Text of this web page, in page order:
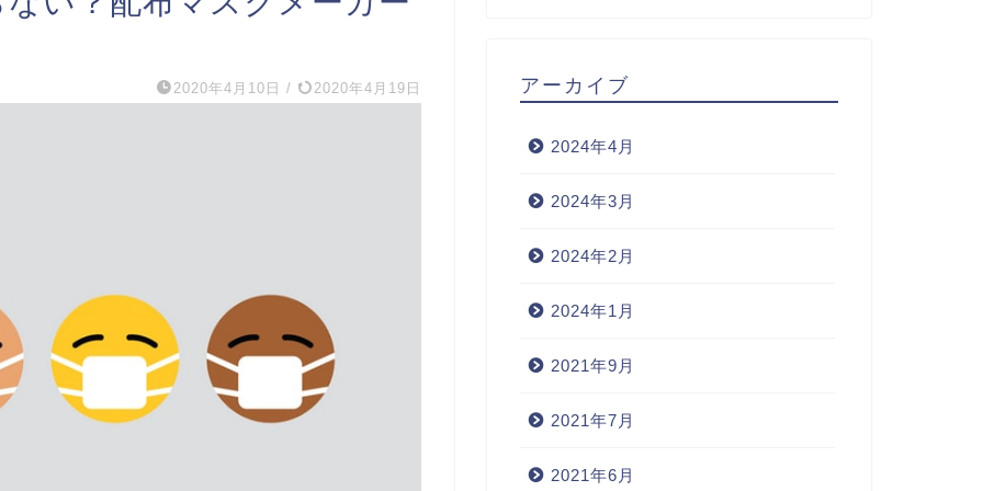
2020年4月10日 / 2020年4月19日 アーカイブ
2024年4月
2024年3月
2024年2月
2024年1月
2021年9月
2021年7月
2021年6月